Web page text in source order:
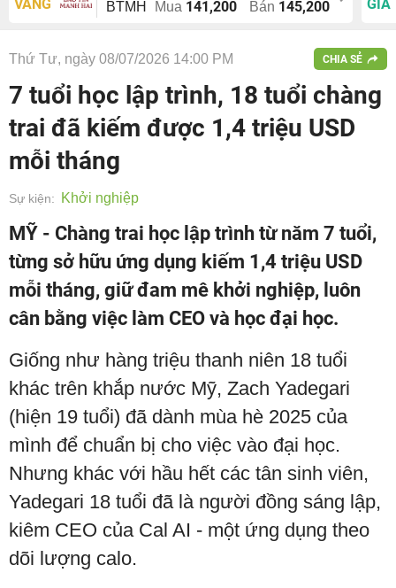
VÀNG
BTMH Mua 141,200 Bán 145,200
GIÁ
Thứ Tư, ngày 08/07/2026 14:00 PM CHIA SẺ
7 tuổi học lập trình, 18 tuổi chàng
trai đã kiếm được 1,4 triệu USD
mỗi tháng
Sự kiện: Khởi nghiệp
MỸ - Chàng trai học lập trình từ năm 7 tuổi,
từng sở hữu ứng dụng kiếm 1,4 triệu USD
mỗi tháng, giữ đam mê khởi nghiệp, luôn
cân bằng việc làm CEO và học đại học.
Giống như hàng triệu thanh niên 18 tuổi
khác trên khắp nước Mỹ, Zach Yadegari
(hiện 19 tuổi) đã dành mùa hè 2025 của
mình để chuẩn bị cho việc vào đại học.
Nhưng khác với hầu hết các tân sinh viên,
Yadegari 18 tuổi đã là người đồng sáng lập,
kiêm CEO của Cal AI - một ứng dụng theo
dõi lượng calo.